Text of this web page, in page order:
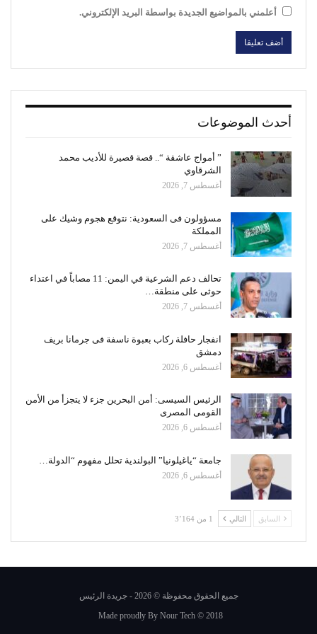
أعلمني بالمواضيع الجديدة بواسطة البريد الإلكتروني.
أحدث الموضوعات
” أمواج عاشقة “.. قصة قصيرة للأديب محمد
الشرقاوي
أغسطس 7, 2026
مسؤولون فى السعودية: نتوقع هجوم وشيك على
المملكة
أغسطس 7, 2026
تحالف دعم الشرعية في اليمن: 11 مصاباً في اعتداء
حوثى على منطقة…
أغسطس 7, 2026
انفجار حافلة ركاب بعبوة ناسفة فى جرمانا بريف
دمشق
أغسطس 6, 2026
الرئيس السيسى: أمن البحرين جزء لا يتجزأ من الأمن
القومى المصرى
أغسطس 6, 2026
جامعة “ياغيلونيا” البولندية تحلل مفهوم “الدولة…
أغسطس 6, 2026
السابق التالي 1 من 3٬164
جميع الحقوق محفوظة © 2026 - جريدة الرئيس
Made proudly By Nour Tech © 2018